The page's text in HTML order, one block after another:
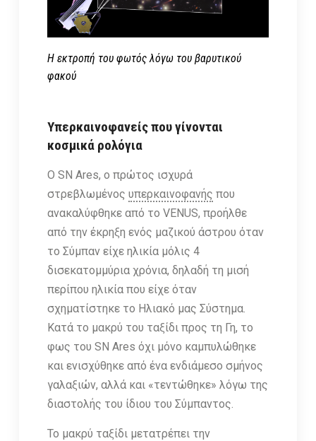
Η εκτροπή του φωτός λόγω του βαρυτικού
φακού
Υπερκαινοφανείς που γίνονται
κοσμικά ρολόγια
Ο SN Ares, ο πρώτος ισχυρά
στρεβλωμένος υπερκαινοφανής που
ανακαλύφθηκε από το VENUS, προήλθε
από την έκρηξη ενός μαζικού άστρου όταν
το Σύμπαν είχε ηλικία μόλις 4
δισεκατομμύρια χρόνια, δηλαδή τη μισή
περίπου ηλικία που είχε όταν
σχηματίστηκε το Ηλιακό μας Σύστημα.
Κατά το μακρύ του ταξίδι προς τη Γη, το
φως του SN Ares όχι μόνο καμπυλώθηκε
και ενισχύθηκε από ένα ενδιάμεσο σμήνος
γαλαξιών, αλλά και «τεντώθηκε» λόγω της
διαστολής του ίδιου του Σύμπαντος.
Το μακρύ ταξίδι μετατρέπει την